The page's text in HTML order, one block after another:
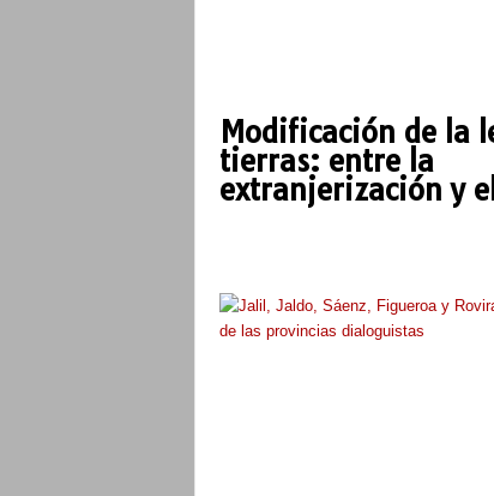
Modificación de la
tierras: entre la
extranjerización y